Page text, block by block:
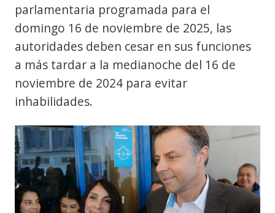
parlamentaria programada para el
domingo 16 de noviembre de 2025, las
autoridades deben cesar en sus funciones
a más tardar a la medianoche del 16 de
noviembre de 2024 para evitar
inhabilidades.